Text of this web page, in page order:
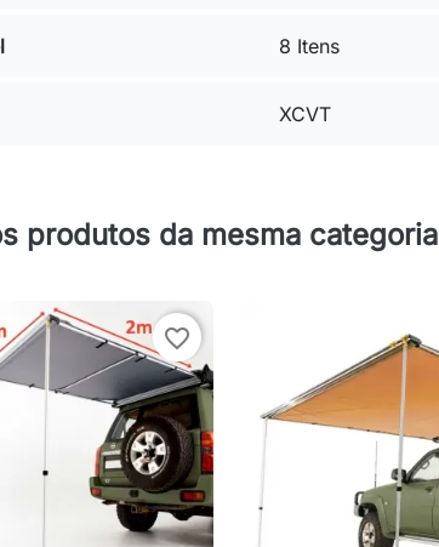
8 Itens
XCVT
produtos da mesma categoria
favorite_border